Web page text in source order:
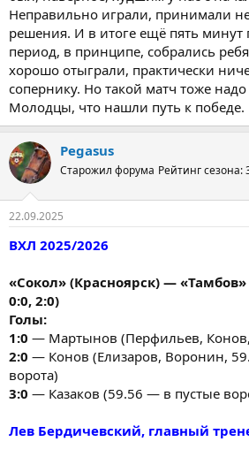
Неправильно играли, принимали
решения. И в итоге ещё пять минут
период, в принципе, собрались
хорошо отыграли, практически
сопернику. Но такой матч тоже надо
Молодцы, что нашли путь к победе.
Pegasus
Старожил форума Рейтинг сезона:
22.09.2025
ВХЛ 2025/2026
«Сокол» (Красноярск) —
0:0, 2:0)
Голы:
1:0 — Мартынов (Перфильев,
2:0 — Конов (Елизаров, Воронин,
ворота)
3:0 — Казаков (59.56 — в пустые
Лев Бердичевский, главный